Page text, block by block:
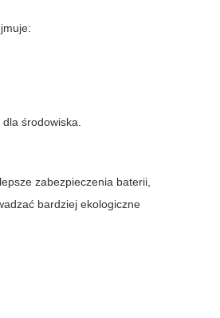
środowiska.
zabezpieczenia baterii,
bardziej ekologiczne